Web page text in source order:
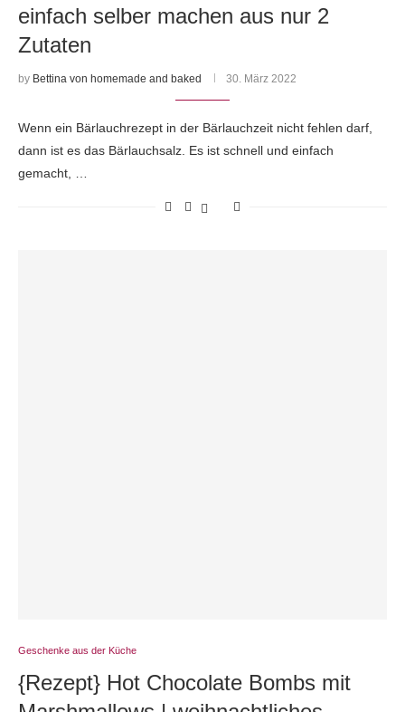
einfach selber machen aus nur 2
Zutaten
by Bettina von homemade and baked 30. März 2022
Wenn ein Bärlauchrezept in der Bärlauchzeit nicht fehlen darf,
dann ist es das Bärlauchsalz. Es ist schnell und einfach
gemacht, …
Geschenke aus der Küche
{Rezept} Hot Chocolate Bombs mit